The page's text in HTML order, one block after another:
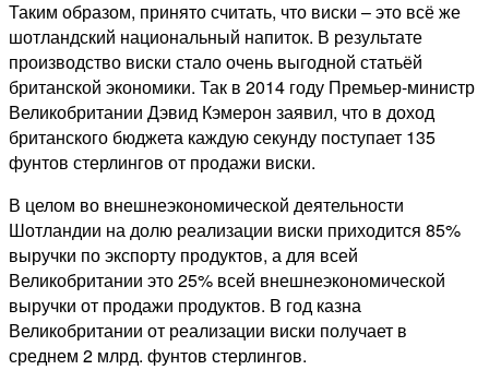
Таким образом, принято считать, что виски – это всё же
шотландский национальный напиток. В результате
производство виски стало очень выгодной статьёй
британской экономики. Так в 2014 году Премьер-министр
Великобритании Дэвид Кэмерон заявил, что в доход
британского бюджета каждую секунду поступает 135
фунтов стерлингов от продажи виски.
В целом во внешнеэкономической деятельности
Шотландии на долю реализации виски приходится 85%
выручки по экспорту продуктов, а для всей
Великобритании это 25% всей внешнеэкономической
выручки от продажи продуктов. В год казна
Великобритании от реализации виски получает в
среднем 2 млрд. фунтов стерлингов.